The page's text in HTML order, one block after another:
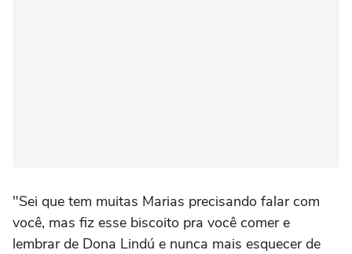
"Sei que tem muitas Marias precisando falar com
você, mas fiz esse biscoito pra você comer e
lembrar de Dona Lindú e nunca mais esquecer de